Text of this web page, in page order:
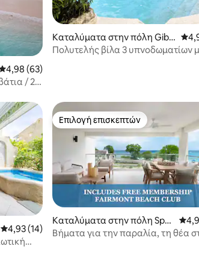
βαθμολογία: 4,98 στα 5, 63 κριτικές
4,98 (63)
/ 2
Καταλύματα στην πόλη Gibb
es
Πολυτελής βίλα 3 υπνοδωματίων
Μέση βαθμολογία: 4,93 στα 5, 14 κριτικές
4,93 (14)
Επιλογή επισκεπτών
Επιλογή επισκεπτών
Καταλύματα στην πόλη Spei
ghtstown
Βήματα για την παραλία, τη θέα